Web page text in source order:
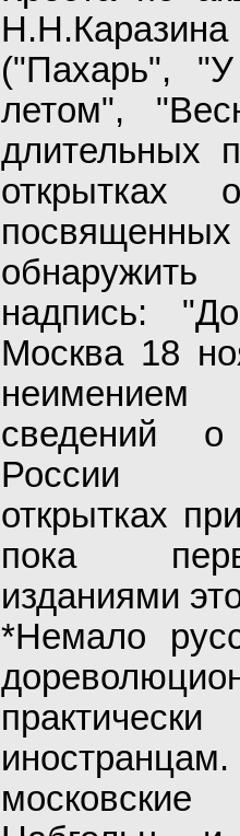
("Пахарь",
летом",
длительных
открытках
надпись:
Москва 18
сведений
России
открытках
пока
изданиями
*Немало